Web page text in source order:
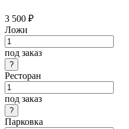
3 500 ₽
Ложи
под заказ
Ресторан
под заказ
Парковка